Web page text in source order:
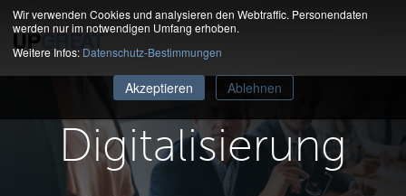
Wir verwenden Cookies und analysieren den Webtraffic. Personendaten
werden nur im notwendigen Umfang erhoben.
Weitere Infos: Datenschutz-Bestimmungen
Akzeptieren Ablehnen
Digitalisierung